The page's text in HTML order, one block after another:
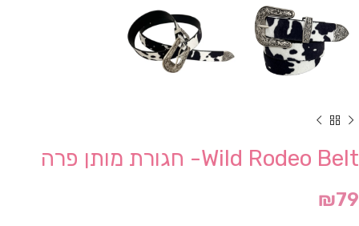
Wild Rodeo Belt- חגורת מותן פרה
₪79